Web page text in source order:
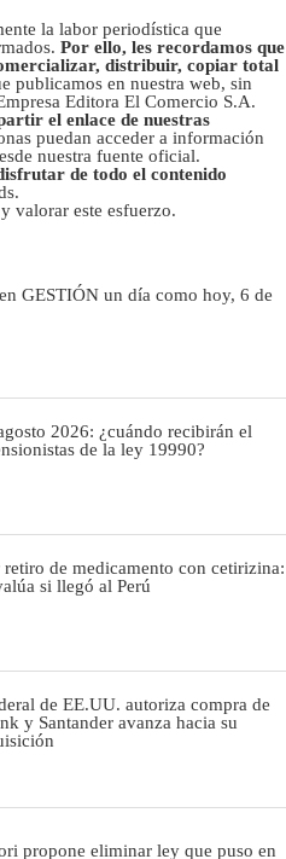
la labor periodística que
Por ello, les recordamos que
distribuir, copiar total
publicamos en nuestra web, sin
Editora El Comercio S.A.
el enlace de nuestras
puedan acceder a información
nuestra fuente oficial.
de todo el contenido
valorar este esfuerzo.
GESTIÓN un día como hoy, 6 de
2026: ¿cuándo recibirán el
de la ley 19990?
de medicamento con cetirizina:
si llegó al Perú
de EE.UU. autoriza compra de
y Santander avanza hacia su
propone eliminar ley que puso en